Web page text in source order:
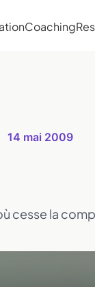
Coaching
14 mai 2009
cesse la